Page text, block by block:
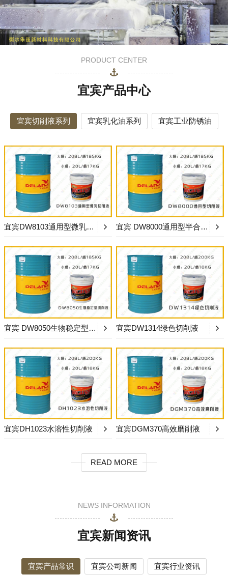
PRODUCT CENTER
宜宾产品中心
宜宾切削液系列 宜宾乳化油系列 宜宾工业防锈油
宜宾DW8103通用型微乳切削液 宜宾 DW8000通用型半合成切削液
宜宾 DW8050生物稳定型切削液 宜宾DW1314绿色切削液
宜宾DH1023水溶性切削液 宜宾DGM370高效磨削液
READ MORE
NEWS INFORMATION
宜宾新闻资讯
宜宾产品常识 宜宾公司新闻 宜宾行业资讯